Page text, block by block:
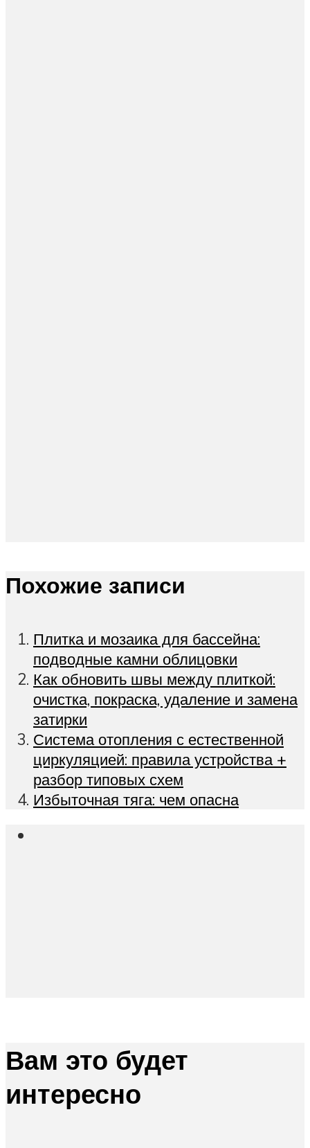
Похожие записи
Плитка и мозаика для бассейна:
подводные камни облицовки
Как обновить швы между плиткой:
очистка, покраска, удаление и замена
затирки
Система отопления с естественной
циркуляцией: правила устройства +
разбор типовых схем
Избыточная тяга: чем опасна
Вам это будет
интересно